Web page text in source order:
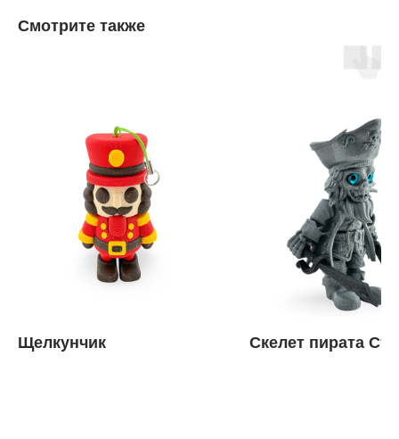
Смотрите также
Щелкунчик Скелет пирата